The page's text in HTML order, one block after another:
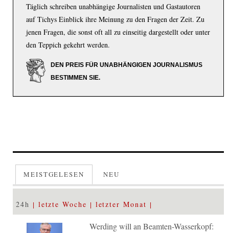
Täglich schreiben unabhängige Journalisten und Gastautoren
auf Tichys Einblick ihre Meinung zu den Fragen der Zeit. Zu
jenen Fragen, die sonst oft all zu einseitig dargestellt oder unter
den Teppich gekehrt werden.
DEN PREIS FÜR UNABHÄNGIGEN JOURNALISMUS
BESTIMMEN SIE.
MEISTGELESEN NEU
24h letzte Woche letzter Monat
Werding will an Beamten-Wasserkopf: